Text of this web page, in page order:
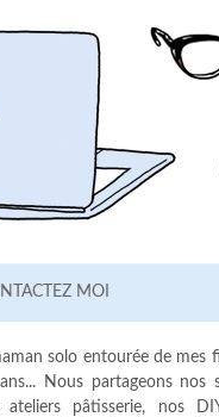
MOI
solo entourée de mes
Nous partageons nos
pâtisserie, nos